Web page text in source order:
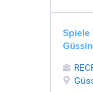
Spiele